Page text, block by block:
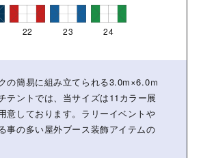
22 23 24
の簡易に組み立てられる3.0m×6.0ｍ
テントでは、当サイズは11カラー展
意しております。ラリーイベントや
事の多い屋外ブース装飾アイテムの